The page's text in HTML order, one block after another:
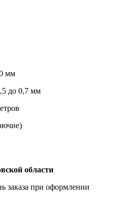
мм
до 0,7 мм
области
заказа при оформлении